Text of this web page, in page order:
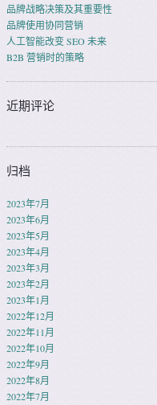
品牌战略决策及其重要性
品牌使用协同营销
人工智能改变 SEO 未来
B2B 营销时的策略
近期评论
归档
2023年7月
2023年6月
2023年5月
2023年4月
2023年3月
2023年2月
2023年1月
2022年12月
2022年11月
2022年10月
2022年9月
2022年8月
2022年7月